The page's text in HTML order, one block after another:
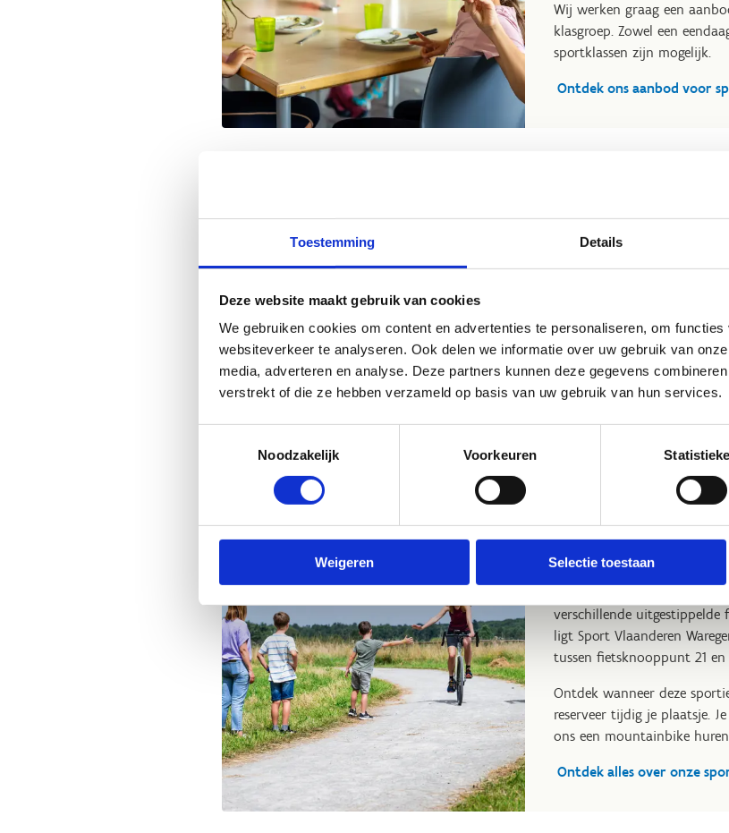
Toestemming Details
Deze website maakt gebruik van cookies
We gebruiken cookies om content en advertenties te personaliseren, om
websiteverkeer te analyseren. Ook delen we informatie over uw gebruik van
media, adverteren en analyse. Deze partners kunnen deze gegevens
verstrekt of die ze hebben verzameld op basis van uw gebruik van hun services.
Noodzakelijk
Voorkeuren
Weigeren Selectie toestaan
Wij werken graag een
klasgroep. Zowel een
sportklassen zijn mogelijk.
Ontdek ons aanbod voor
Dankzij ons ruim aanbod aan accommodaties zowel indoor als
outdoor, is ons centrum de ultieme bestemming voor jouw
sportstage. Zowel hippische clubs, wielerclubs als andere
Wij bekijken graag met jou de verschillende mogelijkheden en
werken een op maat gemaakt programma uit.
Kom op
Zin in een weekendje erop
verschillende uitgestippelde
ligt Sport Vlaanderen
tussen fietsknooppunt 21
Ontdek wanneer deze
reserveer tijdig je plaatsje.
ons een mountainbike
Ontdek alles over onze